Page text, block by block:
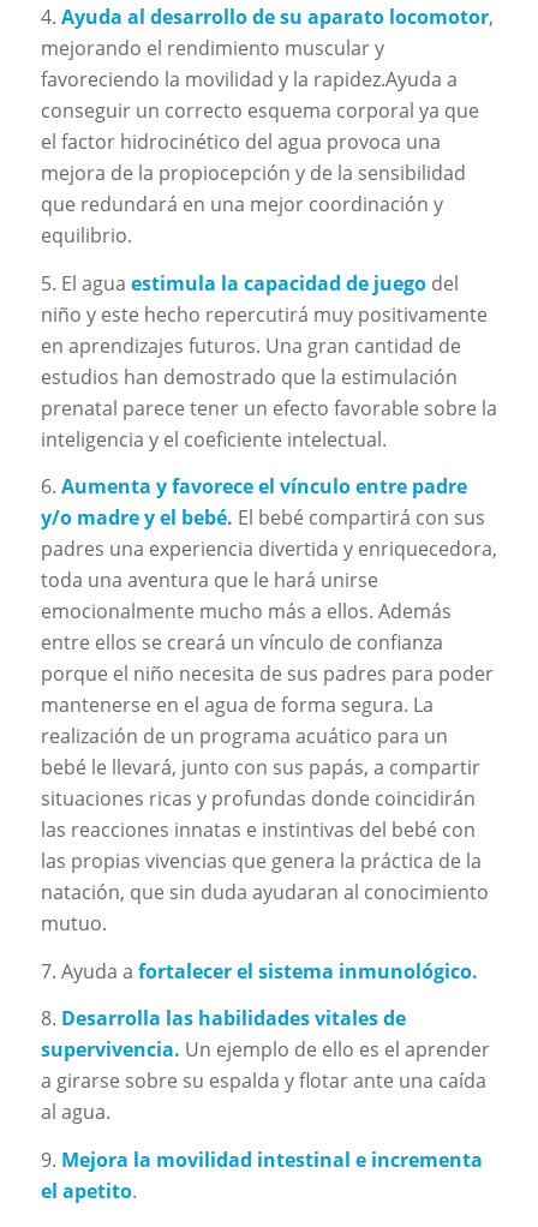
4. Ayuda al desarrollo de su aparato locomotor,
mejorando el rendimiento muscular y
favoreciendo la movilidad y la rapidez.Ayuda a
conseguir un correcto esquema corporal ya que
el factor hidrocinético del agua provoca una
mejora de la propiocepción y de la sensibilidad
que redundará en una mejor coordinación y
equilibrio.
5. El agua estimula la capacidad de juegodel
niño y este hecho repercutirá muy positivamente
en aprendizajes futuros. Una gran cantidad de
estudios han demostrado que la estimulación
prenatal parece tener un efecto favorable sobre la
inteligencia y el coeficiente intelectual.
6. Aumenta y favorece el vínculo entre padre
y/o madre y el bebé. El bebé compartirá con sus
padres una experiencia divertida y enriquecedora,
toda una aventura que le hará unirse
emocionalmente mucho más a ellos. Además
entre ellos se creará un vínculo de confianza
porque el niño necesita de sus padres para poder
mantenerse en el agua de forma segura. La
realización de un programa acuático para un
bebé le llevará, junto con sus papás, a compartir
situaciones ricas y profundas donde coincidirán
las reacciones innatas e instintivas del bebé con
las propias vivencias que genera la práctica de la
natación, que sin duda ayudaran al conocimiento
mutuo.
7. Ayuda a fortalecer el sistema inmunológico.
8. Desarrolla las habilidades vitales de
supervivencia. Un ejemplo de ello es el aprender
a girarse sobre su espalda y flotar ante una caída
al agua.
9. Mejora la movilidad intestinal e incrementa
el apetito.